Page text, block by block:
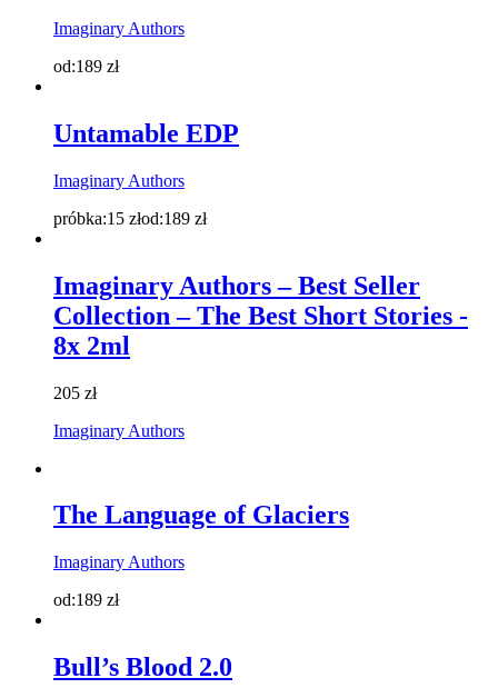
Imaginary Authors
od:189 zł
Untamable EDP
Imaginary Authors
próbka:15 złod:189 zł
Imaginary Authors – Best Seller
Collection – The Best Short Stories -
8x 2ml
205 zł
Imaginary Authors
The Language of Glaciers
Imaginary Authors
od:189 zł
Bull’s Blood 2.0